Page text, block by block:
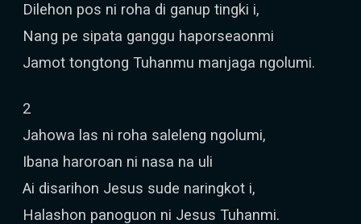
Dilehon pos ni roha di ganup tingki i,
Nang pe sipata ganggu haporseaonmi
Jamot tongtong Tuhanmu manjaga ngolumi.
2
Jahowa las ni roha saleleng ngolumi,
Ibana haroroan ni nasa na uli
Ai disarihon Jesus sude naringkot i,
Halashon panoguon ni Jesus Tuhanmi.